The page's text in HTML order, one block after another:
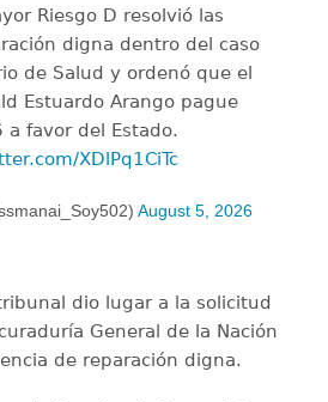
Riesgo D resolvió las
digna dentro del caso
de Salud y ordenó que el
Estuardo Arango pague
favor del Estado.
XDlPq1CiTc
August 5, 2026
dio lugar a la solicitud
General de la Nación
de reparación digna.